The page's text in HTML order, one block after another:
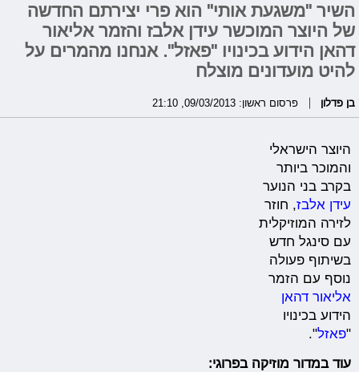
השיר "משגעת אותי" הוא פרי יצירתם החדשה
של היוצר המוכשר עידן אלבז והזמר אליאור
דהאן הידוע בכינויו "פאזל". אנחנו מהמרים על
להיט מועדונים מוצלח
בן פדלון פרסום ראשון: 09/03/2013, 21:10
היוצר הישראלי
והמוכר ביותר
בקרב בני הנוער
עידן אלבז, חוזר
לזירה המוזיקלית
עם סינגל חדש
בשיתוף פעולה
נוסף עם הזמר
אליאור דהאן
הידוע בכינויו
"פאזל".
עוד במדור מוזיקה בפרוגי: